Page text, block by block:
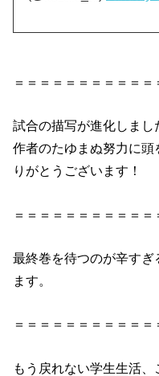
＝＝＝＝＝＝＝＝＝＝＝
試合の描写が進化しまし
作者のたゆまぬ努力に
りがとうございます！
＝＝＝＝＝＝＝＝＝＝＝
最終巻を待つのが辛す
ます。
＝＝＝＝＝＝＝＝＝＝＝
もう戻れない学生生活